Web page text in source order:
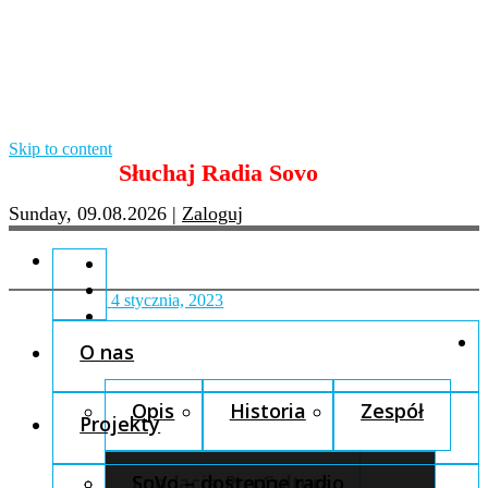
Skip to content
Słuchaj Radia Sovo
Sunday, 09.08.2026 | Zaloguj
O nas
Opis Historia Zespół
Fundacja Pro Cultura
Projekty
SoVo – dostępne radio
4 stycznia, 2023